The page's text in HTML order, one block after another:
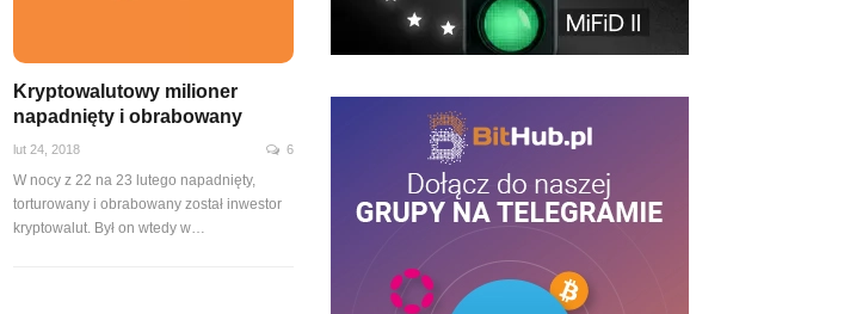
Kryptowalutowy milioner
napadnięty i obrabowany
lut 24, 2018 6
W nocy z 22 na 23 lutego napadnięty,
torturowany i obrabowany został inwestor
kryptowalut. Był on wtedy w…